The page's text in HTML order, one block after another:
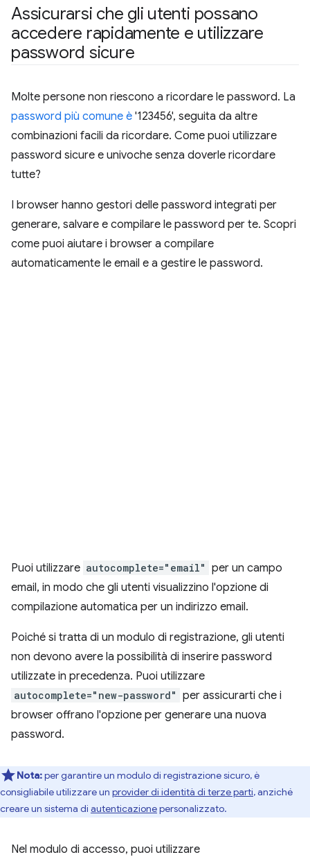
Assicurarsi che gli utenti possano
accedere rapidamente e utilizzare
password sicure
Molte persone non riescono a ricordare le password. La
password più comune è '123456', seguita da altre
combinazioni facili da ricordare. Come puoi utilizzare
password sicure e univoche senza doverle ricordare
tutte?
I browser hanno gestori delle password integrati per
generare, salvare e compilare le password per te. Scopri
come puoi aiutare i browser a compilare
automaticamente le email e a gestire le password.
Puoi utilizzare autocomplete="email" per un campo
email, in modo che gli utenti visualizzino l'opzione di
compilazione automatica per un indirizzo email.
Poiché si tratta di un modulo di registrazione, gli utenti
non devono avere la possibilità di inserire password
utilizzate in precedenza. Puoi utilizzare
autocomplete="new-password" per assicurarti che i
browser offrano l'opzione per generare una nuova
password.
Nota:per garantire un modulo di registrazione sicuro, è
consigliabile utilizzare un provider di identità di terze parti, anziché
creare un sistema di autenticazionepersonalizzato.
Nel modulo di accesso, puoi utilizzare